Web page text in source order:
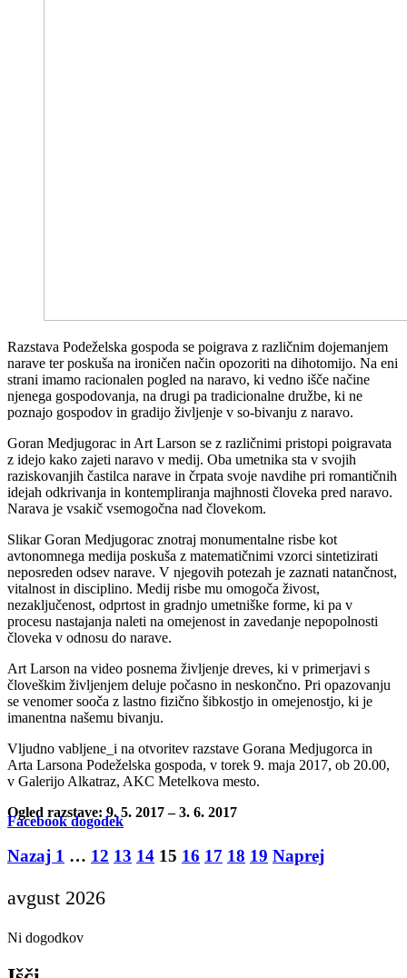
Razstava Podeželska gospoda se poigrava z različnim dojemanjem
narave ter poskuša na ironičen način opozoriti na dihotomijo. Na eni
strani imamo racionalen pogled na naravo, ki vedno išče načine
njenega gospodovanja, na drugi pa tradicionalne družbe, ki ne
poznajo gospodov in gradijo življenje v so-bivanju z naravo.
Goran Medjugorac in Art Larson se z različnimi pristopi poigravata
z idejo kako zajeti naravo v medij. Oba umetnika sta v svojih
raziskovanjih častilca narave in črpata svoje navdihe pri romantičnih
idejah odkrivanja in kontempliranja majhnosti človeka pred naravo.
Narava je vsakič vsemogočna nad človekom.
Slikar Goran Medjugorac znotraj monumentalne risbe kot
avtonomnega medija poskuša z matematičnimi vzorci sintetizirati
neposreden odsev narave. V njegovih potezah je zaznati natančnost,
vitalnost in disciplino. Medij risbe mu omogoča živost,
nezaključenost, odprtost in gradnjo umetniške forme, ki pa v
procesu nastajanja naleti na omejenost in zavedanje nepopolnosti
človeka v odnosu do narave.
Art Larson na video posnema življenje dreves, ki v primerjavi s
človeškim življenjem deluje počasno in neskončno. Pri opazovanju
se venomer sooča z lastno fizično šibkostjo in omejenostjo, ki je
imanentna našemu bivanju.
Vljudno vabljene_i na otvoritev razstave Gorana Medjugorca in
Arta Larsona Podeželska gospoda, v torek 9. maja 2017, ob 20.00,
v Galerijo Alkatraz, AKC Metelkova mesto.
Ogled razstave: 9. 5. 2017 – 3. 6. 2017
Facebook dogodek
Posts
pagination
Nazaj 1 … 12 13 14 15 16 17 18 19 Naprej
avgust 2026
Ni dogodkov